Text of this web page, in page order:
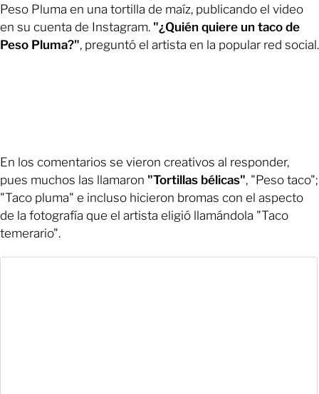
Peso Pluma en una tortilla de maíz, publicando el video
en su cuenta de Instagram. "¿Quién quiere un taco de
Peso Pluma?", preguntó el artista en la popular red social.
En los comentarios se vieron creativos al responder,
pues muchos las llamaron "Tortillas bélicas", "Peso taco";
"Taco pluma" e incluso hicieron bromas con el aspecto
de la fotografía que el artista eligió llamándola "Taco
temerario".